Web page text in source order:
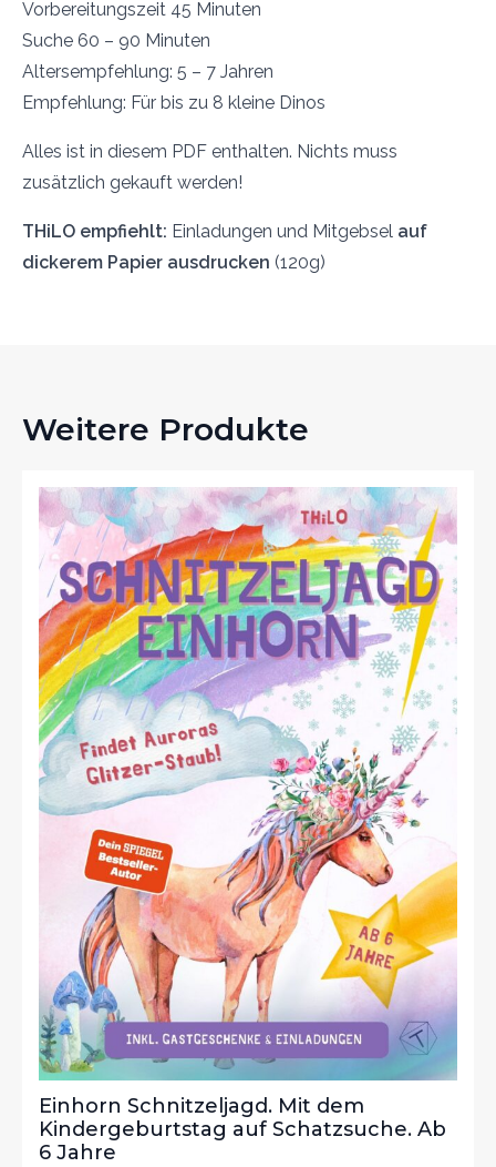
Vorbereitungszeit 45 Minuten
Suche 60 – 90 Minuten
Altersempfehlung: 5 – 7 Jahren
Empfehlung: Für bis zu 8 kleine Dinos
Alles ist in diesem PDF enthalten. Nichts muss
zusätzlich gekauft werden!
THiLO empfiehlt: Einladungen und Mitgebsel auf
dickerem Papier ausdrucken (120g)
Weitere Produkte
Einhorn Schnitzeljagd. Mit dem
Kindergeburtstag auf Schatzsuche. Ab
6 Jahre